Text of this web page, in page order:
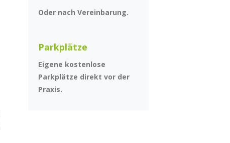
Oder nach Vereinbarung.
Parkplätze
Eigene kostenlose
Parkplätze direkt vor der
Praxis.